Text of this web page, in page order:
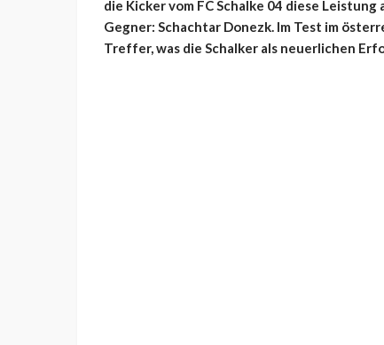
die Kicker vom FC Schalke 04 diese
Gegner: Schachtar Donezk. Im Test im
Treffer, was die Schalker als neuerlichen